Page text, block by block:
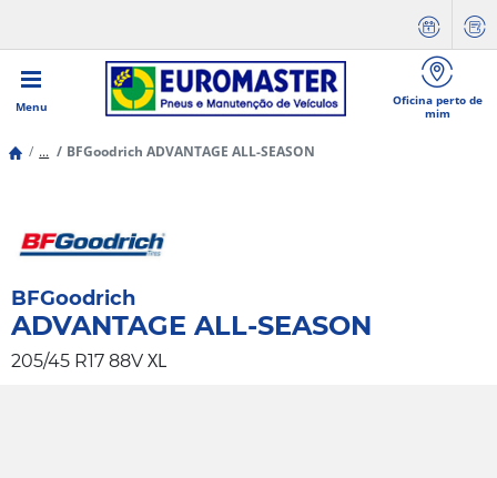
Menu
Oficina perto de
mim
... BFGoodrich ADVANTAGE ALL-SEASON
BFGoodrich
ADVANTAGE ALL-SEASON
205/45 R17 88V XL